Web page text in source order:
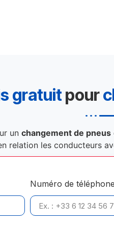
gratuitpour
un changement de pneus
relation les conducteurs
Numéro de téléphone